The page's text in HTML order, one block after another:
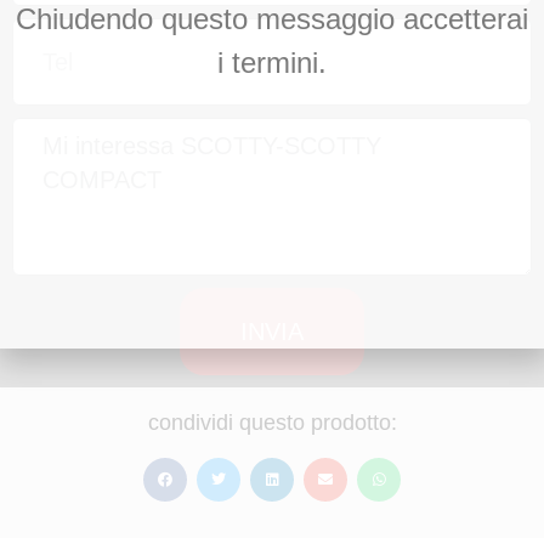
condividi questo prodotto:
Chiudendo questo messaggio accetterai
i termini.